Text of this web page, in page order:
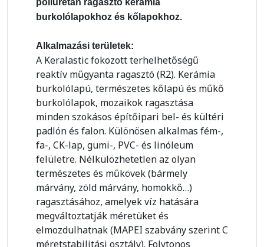
poliuretán ragasztó kerámia
burkolólapokhoz és kőlapokhoz.
Alkalmazási területek:
A Keralastic fokozott terhelhetőségű
reaktív műgyanta ragasztó (R2). Kerámia
burkolólapú, természetes kőlapú és műkő
burkolólapok, mozaikok ragasztása
minden szokásos építőipari bel- és kültéri
padlón és falon. Különösen alkalmas fém-,
fa-, CK-lap, gumi-, PVC- és linóleum
felületre. Nélkülözhetetlen az olyan
természetes és műkövek (bármely
márvány, zöld márvány, homokkő…)
ragasztásához, amelyek víz hatására
megváltoztatják méretüket és
elmozdulhatnak (MAPEI szabvány szerint C
méretstabilitási osztály). Folytonos